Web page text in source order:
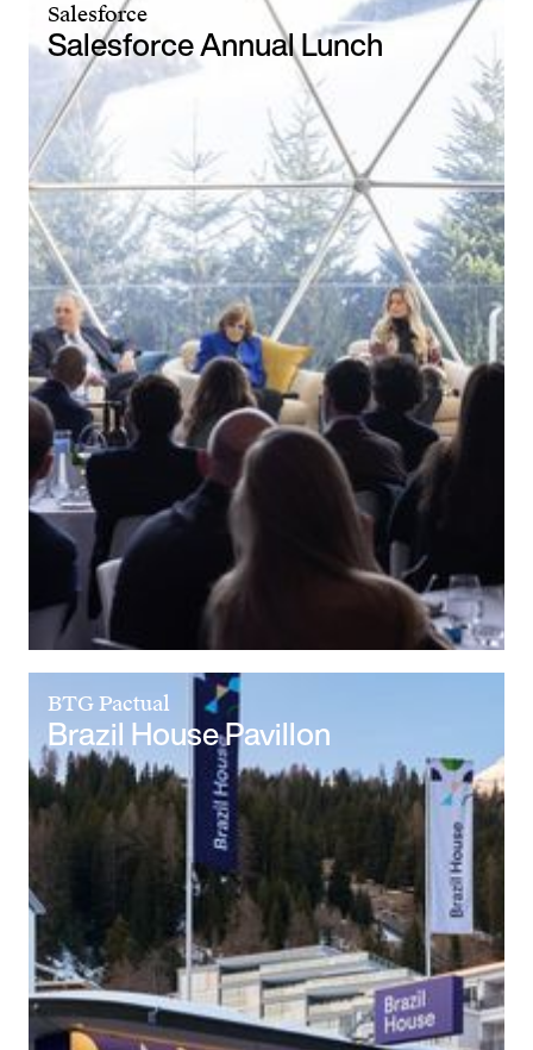
Salesforce
Salesforce Annual Lunch
BTG Pactual
Brazil House Pavillon